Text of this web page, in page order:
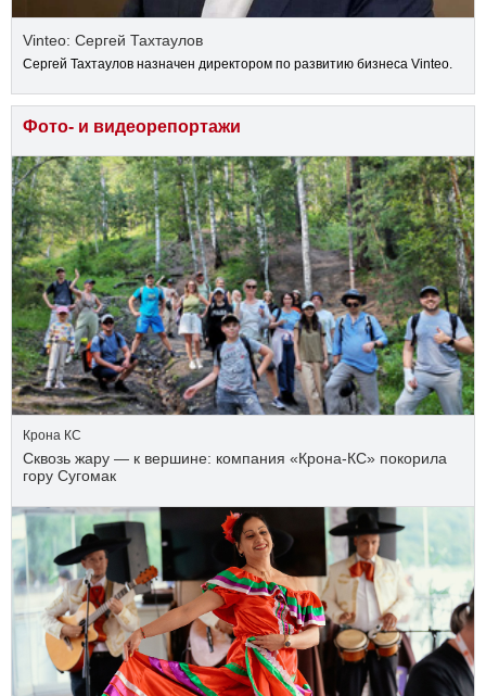
Vinteo: Сергей Тахтаулов
Сергей Тахтаулов назначен директором по развитию бизнеса Vinteo.
Фото- и видеорепортажи
Крона КС
Сквозь жару — к вершине: компания «Крона‑КС» покорила
гору Сугомак